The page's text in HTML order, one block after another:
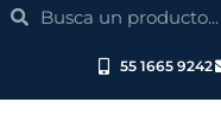
SearchSearch
55 1665 9242